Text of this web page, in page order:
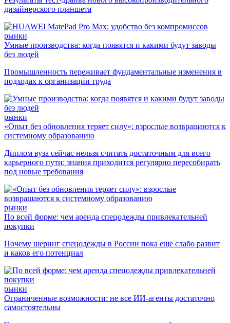
дизайнерского планшета
рынки
Умные производства: когда появятся и какими будут заводы
без людей
Промышленность переживает фундаментальные изменения в
подходах к организации труда
рынки
«Опыт без обновления теряет силу»: взрослые возвращаются к
системному образованию
Диплом вуза сейчас нельзя считать достаточным для всего
карьерного пути: знания приходится регулярно пересобирать
под новые требования
рынки
По всей форме: чем аренда спецодежды привлекательней
покупки
Почему шеринг спецодежды в России пока еще слабо развит
и каков его потенциал
рынки
Ограниченные возможности: не все ИИ-агенты достаточно
самостоятельны